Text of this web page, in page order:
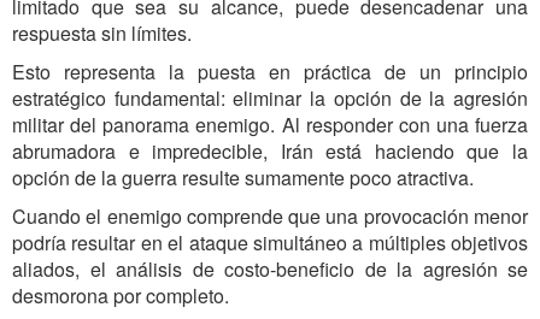
limitado que sea su alcance, puede desencadenar una
respuesta sin límites.
Esto representa la puesta en práctica de un principio
estratégico fundamental: eliminar la opción de la agresión
militar del panorama enemigo. Al responder con una fuerza
abrumadora e impredecible, Irán está haciendo que la
opción de la guerra resulte sumamente poco atractiva.
Cuando el enemigo comprende que una provocación menor
podría resultar en el ataque simultáneo a múltiples objetivos
aliados, el análisis de costo-beneficio de la agresión se
desmorona por completo.